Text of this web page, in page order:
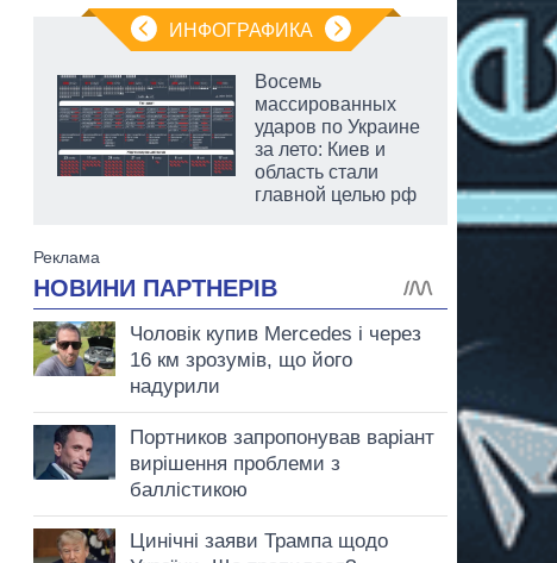
ИНФОГРАФИКА
Восемь
массированных
ударов по Украине
за лето: Киев и
область стали
главной целью рф